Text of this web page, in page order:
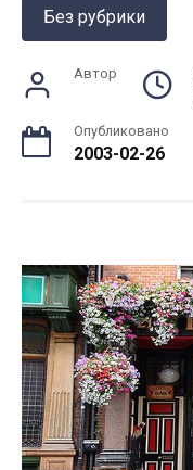
Без рубрики
Автор
Опубликовано
2003-02-26